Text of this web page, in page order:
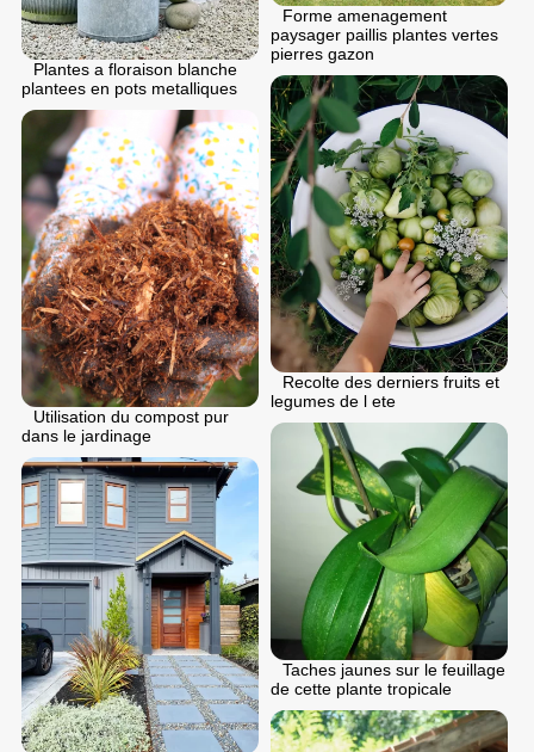
Plantes a floraison blanche
plantees en pots metalliques
Forme amenagement
paysager paillis plantes vertes
pierres gazon
Recolte des derniers fruits et
legumes de l ete
Utilisation du compost pur
dans le jardinage
Taches jaunes sur le feuillage
de cette plante tropicale